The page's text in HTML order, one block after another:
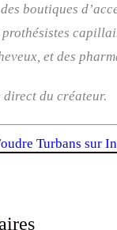
boutiques
prothésistes
et des
direct du créateur.
Turbans sur